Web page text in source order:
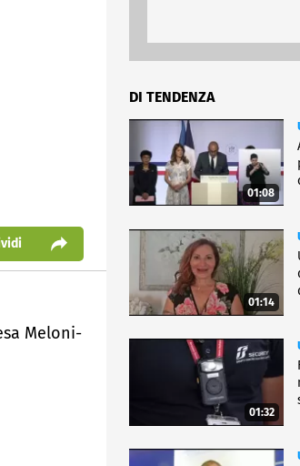
Meloni-
DI TENDENZA
01:08
01:14
01:32